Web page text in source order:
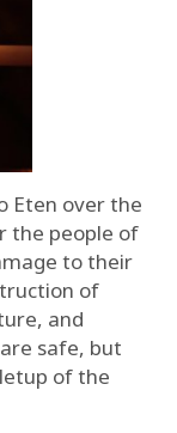
Eten over the
the people of
to their
of
and
safe, but
of the